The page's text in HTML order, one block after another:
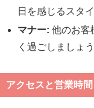
日を感じるスタ
マナー: 他のお客
く過ごしましょう
アクセスと営業時間